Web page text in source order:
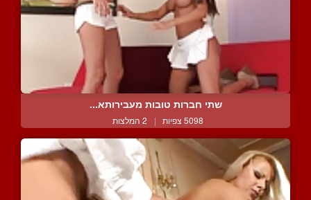
שתי חברות טובות מעבירותא...
5098 צפיות | 2 המלצות